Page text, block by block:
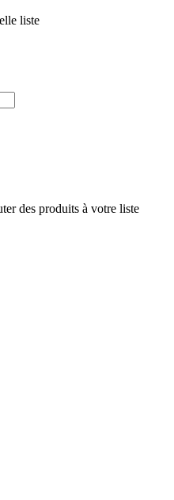
liste
des produits à votre liste